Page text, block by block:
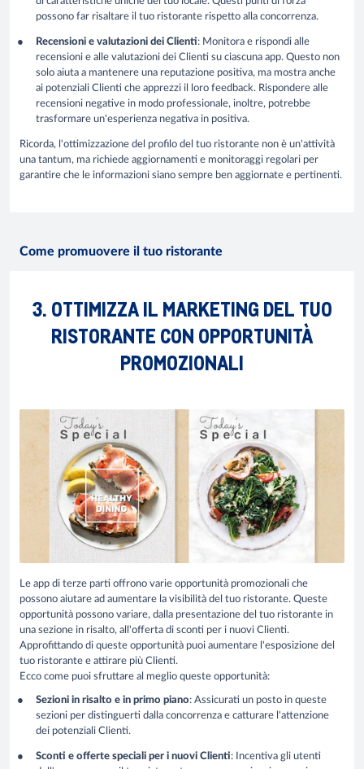
possono far risaltare il tuo ristorante rispetto alla concorrenza.
Recensioni e valutazioni dei Clienti: Monitora e rispondi alle
recensioni e alle valutazioni dei Clienti su ciascuna app. Questo non
solo aiuta a mantenere una reputazione positiva, ma mostra anche
ai potenziali Clienti che apprezzi il loro feedback. Rispondere alle
recensioni negative in modo professionale, inoltre, potrebbe
trasformare un'esperienza negativa in positiva.
Ricorda, l'ottimizzazione del profilo del tuo ristorante non è un'attività
una tantum, ma richiede aggiornamenti e monitoraggi regolari per
garantire che le informazioni siano sempre ben aggiornate e pertinenti.
Come promuovere il tuo ristorante
3. OTTIMIZZA IL MARKETING DEL TUO
RISTORANTE CON OPPORTUNITÀ
PROMOZIONALI
Le app di terze parti offrono varie opportunità promozionali che
possono aiutare ad aumentare la visibilità del tuo ristorante. Queste
opportunità possono variare, dalla presentazione del tuo ristorante in
una sezione in risalto, all'offerta di sconti per i nuovi Clienti.
Approfittando di queste opportunità puoi aumentare l'esposizione del
tuo ristorante e attirare più Clienti.
Ecco come puoi sfruttare al meglio queste opportunità:
Sezioni in risalto e in primo piano: Assicurati un posto in queste
sezioni per distinguerti dalla concorrenza e catturare l'attenzione
dei potenziali Clienti.
Sconti e offerte speciali per i nuovi Clienti: Incentiva gli utenti